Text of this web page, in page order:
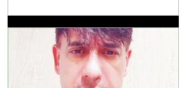
debate eleitoral , impõe que seja aberto um
exaustivo debate sobre a parcela tão
necessitada de assistência e visibilidade
quanto às pessoas das comunidades
periféricas que vivem assoladas pela violência